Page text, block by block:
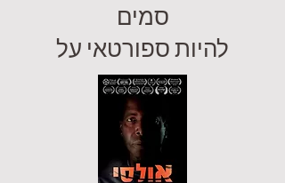
סמים
להיות ספורטאי על